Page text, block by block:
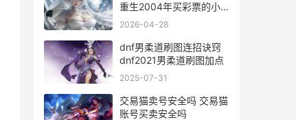
重生2004年买彩票的小
说
2026-04-28
dnf男柔道刷图连招诀窍
dnf2021男柔道刷图加点
2025-07-31
交易猫卖号安全吗 交易猫
账号买卖安全吗